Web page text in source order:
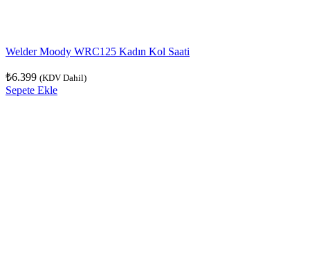
Welder Moody WRC125 Kadın Kol Saati
₺6.399 (KDV Dahil)
Sepete Ekle